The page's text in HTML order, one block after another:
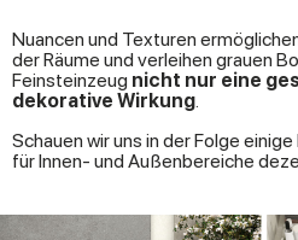
Nuancen und Texturen
der Räume und verleihen grauen
Feinsteinzeug nicht nur eine
dekorative Wirkung.
Schauen wir uns in der Folge
für Innen- und Außenbereiche